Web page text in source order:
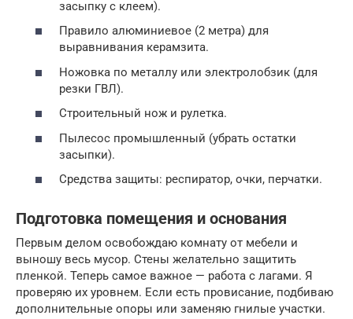
засыпку с клеем).
Правило алюминиевое (2 метра) для
выравнивания керамзита.
Ножовка по металлу или электролобзик (для
резки ГВЛ).
Строительный нож и рулетка.
Пылесос промышленный (убрать остатки
засыпки).
Средства защиты: респиратор, очки, перчатки.
Подготовка помещения и основания
Первым делом освобождаю комнату от мебели и
выношу весь мусор. Стены желательно защитить
пленкой. Теперь самое важное — работа с лагами. Я
проверяю их уровнем. Если есть провисание, подбиваю
дополнительные опоры или заменяю гнилые участки.